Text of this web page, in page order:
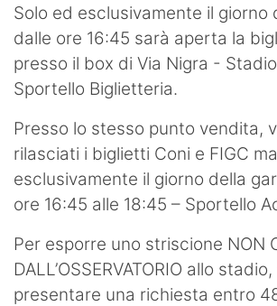
Solo ed esclusivamente il giorno
dalle ore 16:45 sarà aperta la
presso il box di Via Nigra -
Sportello Biglietteria.
Presso lo stesso punto vendita,
rilasciati i biglietti Coni e FIGC
esclusivamente il giorno della
ore 16:45 alle 18:45 – Sportello
Per esporre uno striscione NON
DALL’OSSERVATORIO allo
presentare una richiesta entro